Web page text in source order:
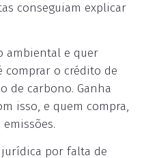
conseguiam explicar
ambiental e quer
comprar o crédito de
de carbono. Ganha
isso, e quem compra,
jurídica por falta de